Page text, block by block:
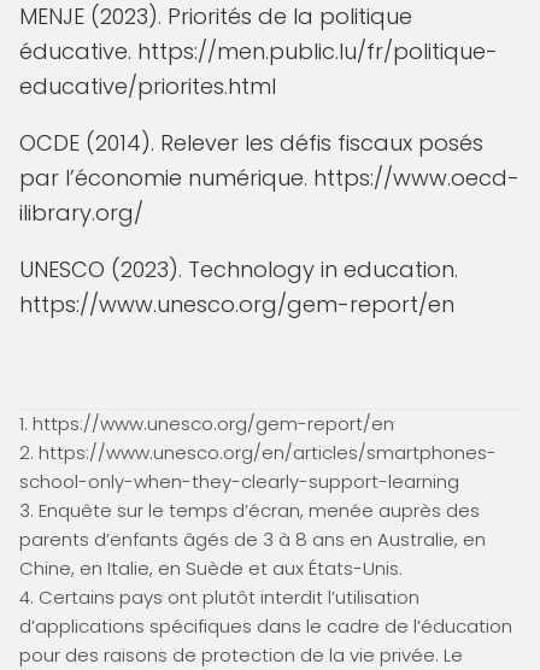
MENJE (2023). Priorités de la politique
éducative. https://men.public.lu/fr/politique-
educative/priorites.html
OCDE (2014). Relever les défis fiscaux posés
par l’économie numérique. https://www.oecd-
ilibrary.org/
UNESCO (2023). Technology in education.
https://www.unesco.org/gem-report/en
1. https://www.unesco.org/gem-report/en
2. https://www.unesco.org/en/articles/smartphones-
school-only-when-they-clearly-support-learning
3. Enquête sur le temps d’écran, menée auprès des
parents d’enfants âgés de 3 à 8 ans en Australie, en
Chine, en Italie, en Suède et aux États-Unis.
4. Certains pays ont plutôt interdit l’utilisation
d’applications spécifiques dans le cadre de l’éducation
pour des raisons de protection de la vie privée. Le